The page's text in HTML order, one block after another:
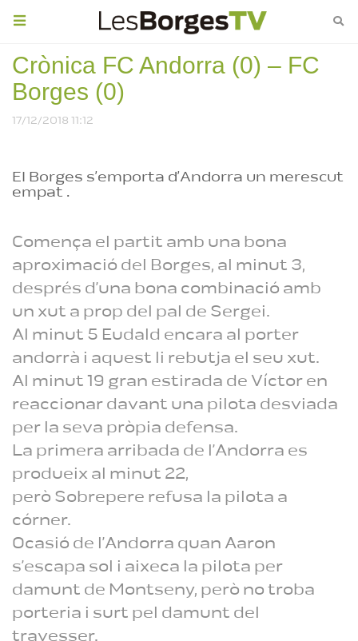
Toggle
Xerrada informativa sobre
el porta a porta a les
Crònica FC Andorra (0) – FC
Borges (0)
17/12/2018 11:12
El Borges s’emporta d’Andorra un merescut
empat .
Comença el partit amb una bona
aproximació del Borges, al minut 3,
després d’una bona combinació amb
un xut a prop del pal de Sergei.
Al minut 5 Eudald encara al porter
andorrà i aquest li rebutja el seu xut.
Al minut 19 gran estirada de Víctor en
reaccionar davant una pilota desviada
per la seva pròpia defensa.
La primera arribada de l’Andorra es
produeix al minut 22,
però Sobrepere refusa la pilota a
córner.
Ocasió de l’Andorra quan Aaron
s’escapa sol i aixeca la pilota per
damunt de Montseny, però no troba
porteria i surt pel damunt del
travesser.